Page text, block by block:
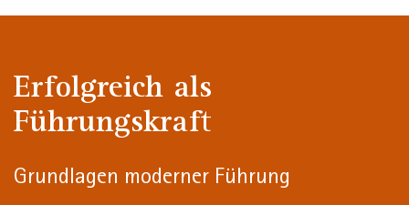
Erfolgreich als
Führungskraft
Grundlagen moderner Führung